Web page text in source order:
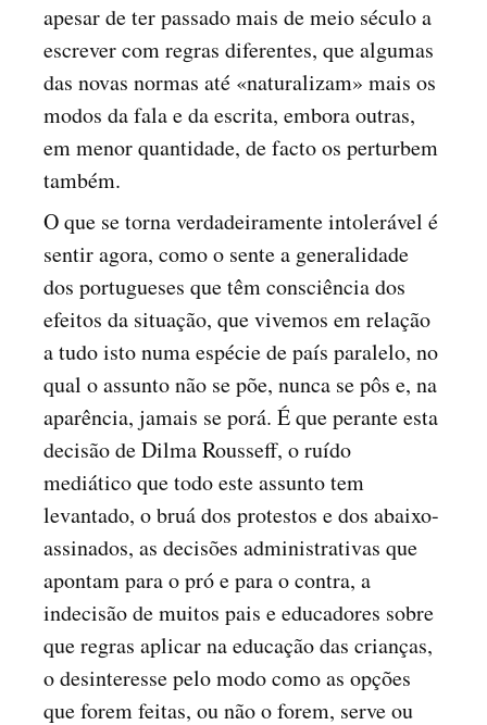
apesar de ter passado mais de meio século a
escrever com regras diferentes, que algumas
das novas normas até «naturalizam» mais os
modos da fala e da escrita, embora outras,
em menor quantidade, de facto os perturbem
também.
O que se torna verdadeiramente intolerável é
sentir agora, como o sente a generalidade
dos portugueses que têm consciência dos
efeitos da situação, que vivemos em relação
a tudo isto numa espécie de país paralelo, no
qual o assunto não se põe, nunca se pôs e, na
aparência, jamais se porá. É que perante esta
decisão de Dilma Rousseff, o ruído
mediático que todo este assunto tem
levantado, o bruá dos protestos e dos abaixo-
assinados, as decisões administrativas que
apontam para o pró e para o contra, a
indecisão de muitos pais e educadores sobre
que regras aplicar na educação das crianças,
o desinteresse pelo modo como as opções
que forem feitas, ou não o forem, serve ou